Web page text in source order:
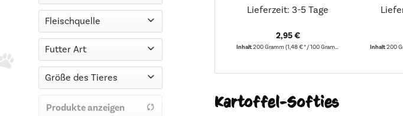
Senior
Welpe
getreidefrei
Glutenfrei
ohne Fleisch
vegetarisch
weich
Fleischquelle
Büffel
Ente
Geflügel
Lachs
Futter Art
Snacks
Größe des Tieres
maxi
Produkte anzeigen
Lieferzeit: 3-5 Tage
2,95 €
Inhalt200 Gramm(1,48 € * / 100 Gramm) Inhalt200
Kartoffel-Softies